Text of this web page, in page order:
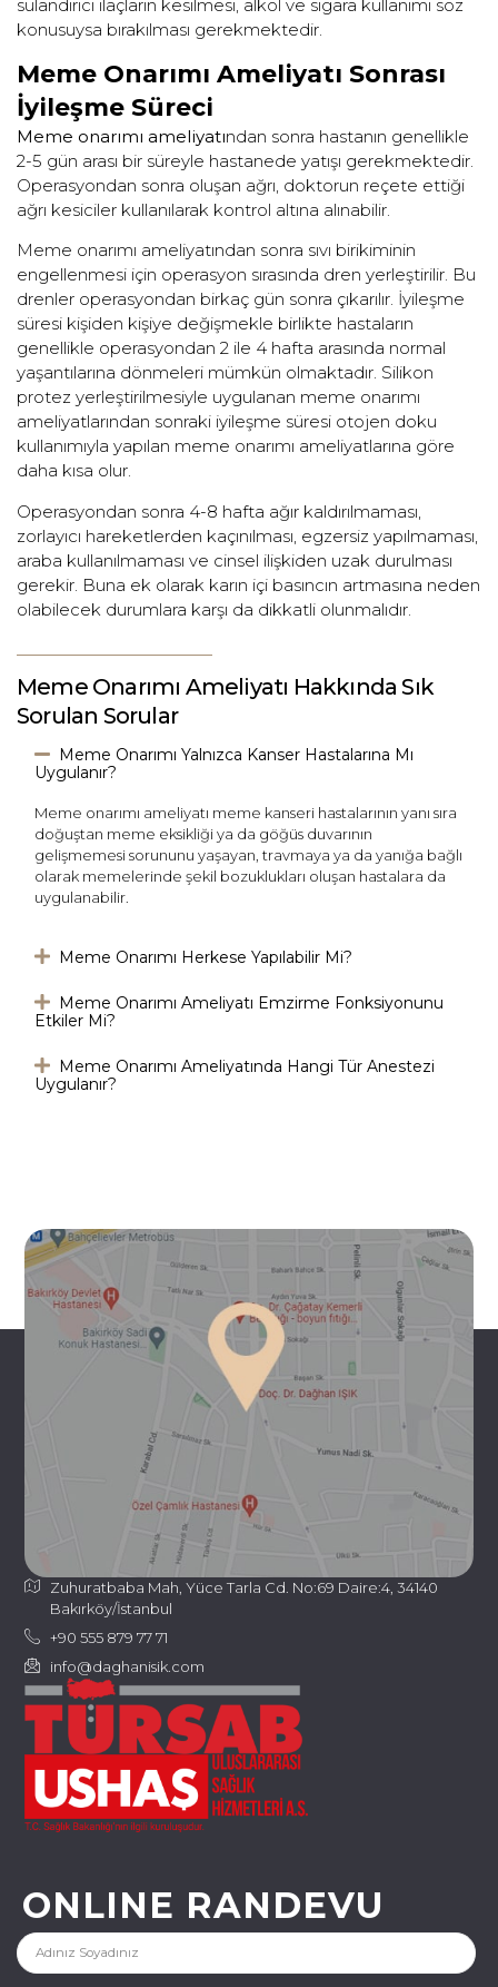
sulandırıcı ilaçların kesilmesi, alkol ve sigara kullanımı söz
konusuysa bırakılması gerekmektedir.
Meme Onarımı Ameliyatı Sonrası
İyileşme Süreci
Meme onarımı ameliyatından sonra hastanın genellikle
2-5 gün arası bir süreyle hastanede yatışı gerekmektedir.
Operasyondan sonra oluşan ağrı, doktorun reçete ettiği
ağrı kesiciler kullanılarak kontrol altına alınabilir.
Meme onarımı ameliyatından sonra sıvı birikiminin
engellenmesi için operasyon sırasında dren yerleştirilir. Bu
drenler operasyondan birkaç gün sonra çıkarılır. İyileşme
süresi kişiden kişiye değişmekle birlikte hastaların
genellikle operasyondan 2 ile 4 hafta arasında normal
yaşantılarına dönmeleri mümkün olmaktadır. Silikon
protez yerleştirilmesiyle uygulanan meme onarımı
ameliyatlarından sonraki iyileşme süresi otojen doku
kullanımıyla yapılan meme onarımı ameliyatlarına göre
daha kısa olur.
Operasyondan sonra 4-8 hafta ağır kaldırılmaması,
zorlayıcı hareketlerden kaçınılması, egzersiz yapılmaması,
araba kullanılmaması ve cinsel ilişkiden uzak durulması
gerekir. Buna ek olarak karın içi basıncın artmasına neden
olabilecek durumlara karşı da dikkatli olunmalıdır.
Meme Onarımı Ameliyatı Hakkında Sık
Sorulan Sorular
Meme Onarımı Yalnızca Kanser Hastalarına Mı
Uygulanır?
Meme onarımı ameliyatı meme kanseri hastalarının yanı sıra
doğuştan meme eksikliği ya da göğüs duvarının
gelişmemesi sorununu yaşayan, travmaya ya da yanığa bağlı
olarak memelerinde şekil bozuklukları oluşan hastalara da
uygulanabilir.
Meme Onarımı Herkese Yapılabilir Mi?
Meme Onarımı Ameliyatı Emzirme Fonksiyonunu
Etkiler Mi?
Meme Onarımı Ameliyatında Hangi Tür Anestezi
Uygulanır?
ONLINE RANDEVU
Zuhuratbaba Mah, Yüce Tarla Cd. No:69 Daire:4, 34140
Bakırköy/İstanbul
+90 555 879 77 71
info@daghanisik.com